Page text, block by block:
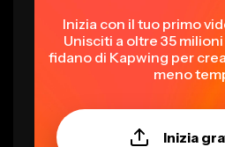
Inizia con il tuo primo
Unisciti a oltre 35
fidano di Kapwing per
meno
Inizia